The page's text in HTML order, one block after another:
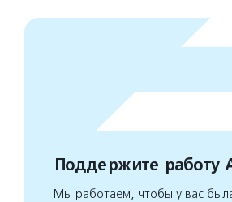
Поддержите работу
Мы работаем, чтобы у вас была